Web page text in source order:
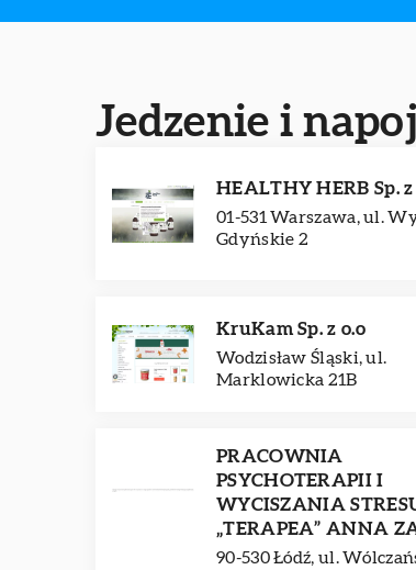
Jedzenie i
HEALTHY HERB Sp. z
01-531 Warszawa, ul.
Gdyńskie 2
KruKam Sp. z o.o
Wodzisław Śląski, ul.
Marklowicka 21B
PRACOWNIA
PSYCHOTERAPII I
WYCISZANIA
„TERAPEA” ANNA
90-530 Łódź, ul.